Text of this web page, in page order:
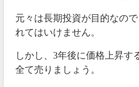
元々は長期投資が目的なの
れてはいけません。
しかし、3年後に価格上昇す
全て売りましょう。